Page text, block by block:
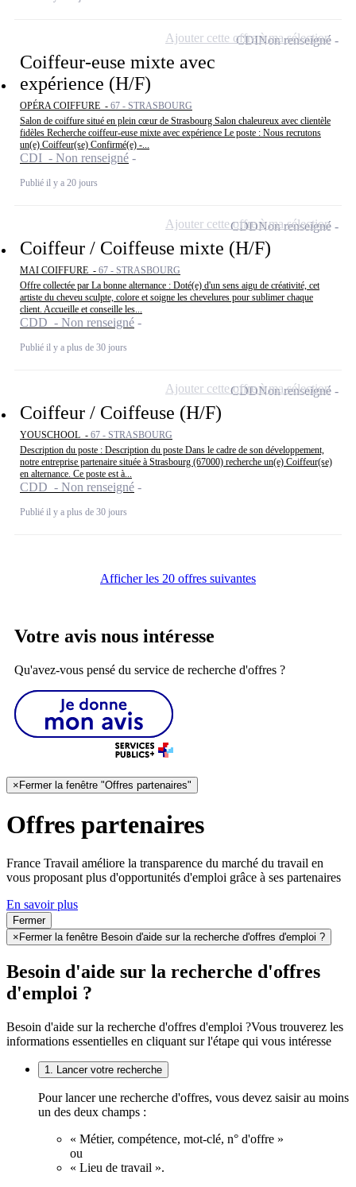
Coiffeur-euse mixte avec
expérience (H/F)
OPÉRA COIFFURE - 67 - STRASBOURG
Salon de coiffure situé en plein cœur de Strasbourg Salon chaleureux avec clientèle
fidèles Recherche coiffeur-euse mixte avec expérience Le poste : Nous recrutons
un(e) Coiffeur(se) Confirmé(e) -...
CDI - Non renseigné
Publié il y a 20 jours
CDINon renseigné
Ajouter cette offre à ma sélection
Coiffeur / Coiffeuse mixte (H/F)
MAI COIFFURE - 67 - STRASBOURG
Offre collectée par La bonne alternance : Doté(e) d'un sens aigu de créativité, cet
artiste du cheveu sculpte, colore et soigne les chevelures pour sublimer chaque
client. Accueille et conseille les...
CDD - Non renseigné
Publié il y a plus de 30 jours
CDDNon renseigné
Ajouter cette offre à ma sélection
Coiffeur / Coiffeuse (H/F)
YOUSCHOOL - 67 - STRASBOURG
Description du poste : Description du poste Dans le cadre de son développement,
notre entreprise partenaire située à Strasbourg (67000) recherche un(e) Coiffeur(se)
en alternance. Ce poste est à...
CDD - Non renseigné
Publié il y a plus de 30 jours
CDDNon renseigné
Ajouter cette offre à ma sélection
Afficher les 20 offres suivantes
Votre avis nous intéresse
Qu'avez-vous pensé du service de recherche d'offres ?
×Fermer la fenêtre "Offres partenaires"
Offres partenaires
France Travail améliore la transparence du marché du travail en
vous proposant plus d'opportunités d'emploi grâce à ses partenaires
En savoir plus
Fermer
× Fermer la fenêtre Besoin d'aide sur la recherche d'offres d'emploi ?
Besoin d'aide sur la recherche d'offres
d'emploi ?
Besoin d'aide sur la recherche d'offres d'emploi ?Vous trouverez les
informations essentielles en cliquant sur l'étape qui vous intéresse
1. Lancer votre recherche
Pour lancer une recherche d'offres, vous devez saisir au moins
un des deux champs :
« Métier, compétence, mot-clé, n° d'offre »
ou
« Lieu de travail ».